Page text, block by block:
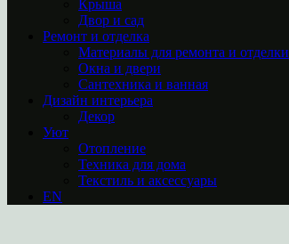
Крыша
Двор и сад
Ремонт и отделка
Материалы для ремонта и отделки
Окна и двери
Сантехника и ванная
Дизайн интерьера
Декор
Уют
Отопление
Техника для дома
Текстиль и аксессуары
EN